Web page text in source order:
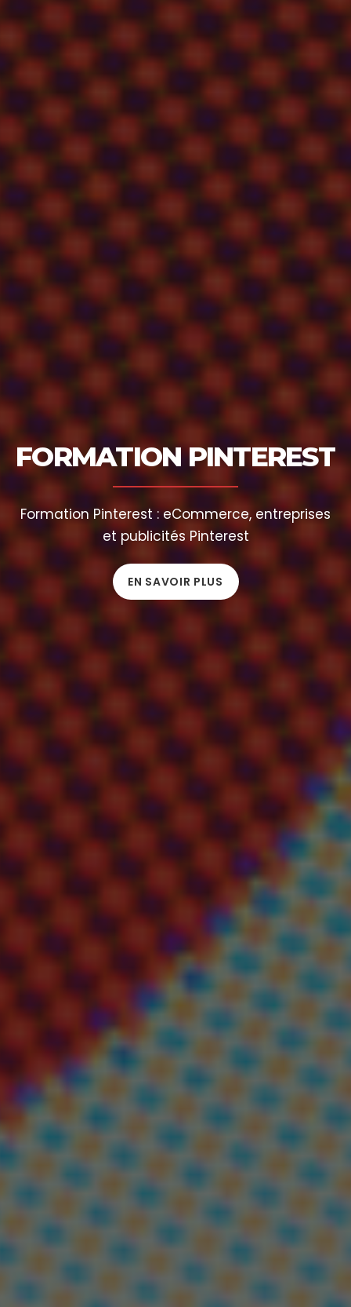
FORMATION PINTEREST
Formation Pinterest : eCommerce, entreprises
et publicités Pinterest
EN SAVOIR PLUS